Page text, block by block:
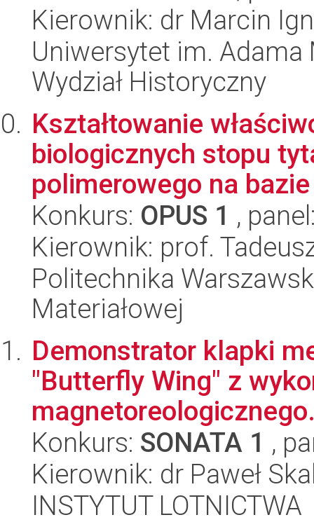
Kierownik: dr Marcin
Uniwersytet im.
Wydział Historyczny
Kształtowanie
biologicznych stopu
polimerowego na
Konkurs: OPUS 1 ,
Kierownik: prof.
Politechnika
Materiałowej
Demonstrator klapki
"Butterfly Wing" z
Konkurs: SONATA 1 ,
Kierownik: dr Paweł
INSTYTUT LOTNICTWA